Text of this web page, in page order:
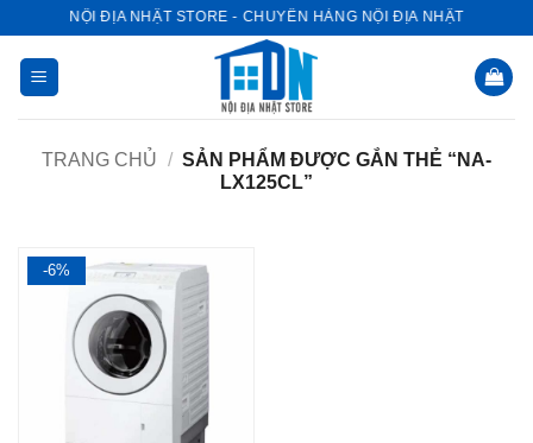
dung
NỘI ĐỊA NHẬT STORE - CHUYÊN HÀNG NỘI ĐỊA NHẬT
TRANG CHỦ / SẢN PHẨM ĐƯỢC GẮN THẺ “NA-
LX125CL”
-6%